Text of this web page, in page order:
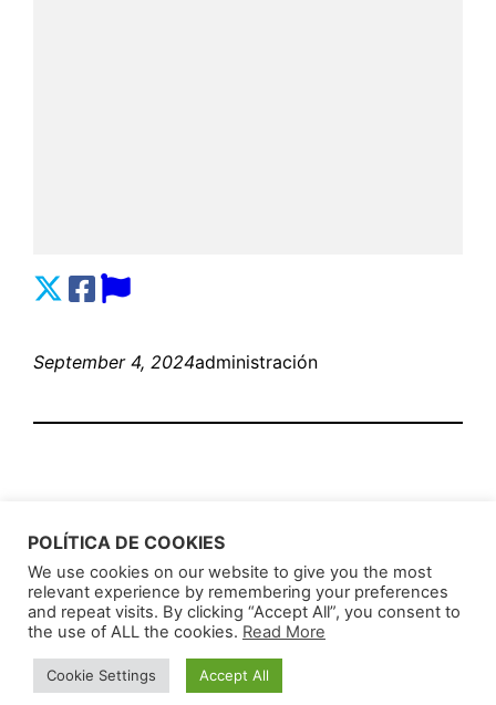
September 4, 2024administración
AnunciosLatinProudly powered byWordPress
POLÍTICA DE COOKIES
We use cookies on our website to give you the most
relevant experience by remembering your preferences
and repeat visits. By clicking “Accept All”, you consent to
the use of ALL the cookies. Read More
Cookie Settings Accept All